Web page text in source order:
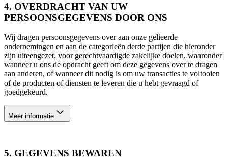
4. OVERDRACHT VAN UW
PERSOONSGEGEVENS DOOR ONS
Wij dragen persoonsgegevens over aan onze gelieerde
ondernemingen en aan de categorieën derde partijen die hieronder
zijn uiteengezet, voor gerechtvaardigde zakelijke doelen, waaronder
wanneer u ons de opdracht geeft om deze gegevens over te dragen
aan anderen, of wanneer dit nodig is om uw transacties te voltooien
of de producten of diensten te leveren die u hebt gevraagd of
goedgekeurd.
Meer informatie
5. GEGEVENS BEWAREN